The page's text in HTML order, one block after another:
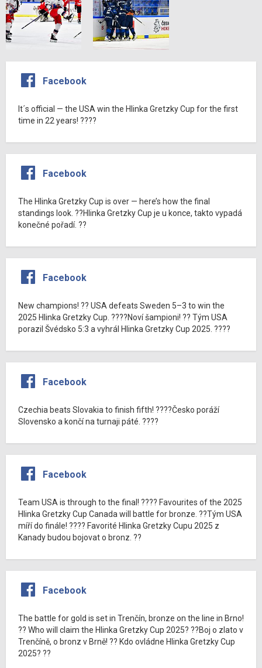
Facebook
It´s official — the USA win the Hlinka Gretzky Cup for the first
time in 22 years! ????
Facebook
The Hlinka Gretzky Cup is over — here’s how the final
standings look. ??Hlinka Gretzky Cup je u konce, takto vypadá
konečné pořadí. ??
Facebook
New champions! ?? USA defeats Sweden 5–3 to win the
2025 Hlinka Gretzky Cup. ????Noví šampioni! ?? Tým USA
porazil Švédsko 5:3 a vyhrál Hlinka Gretzky Cup 2025. ????
Facebook
Czechia beats Slovakia to finish fifth! ????Česko poráží
Slovensko a končí na turnaji páté. ????
Facebook
Team USA is through to the final! ???? Favourites of the 2025
Hlinka Gretzky Cup Canada will battle for bronze. ??Tým USA
míří do finále! ???? Favorité Hlinka Gretzky Cupu 2025 z
Kanady budou bojovat o bronz. ??
Facebook
The battle for gold is set in Trenčín, bronze on the line in Brno!
?? Who will claim the Hlinka Gretzky Cup 2025? ??Boj o zlato v
Trenčíně, o bronz v Brně! ?? Kdo ovládne Hlinka Gretzky Cup
2025? ??